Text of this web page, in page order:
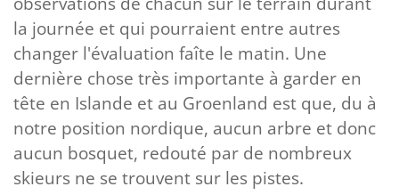
la journée et qui pourraient entre autres
changer l'évaluation faîte le matin. Une
dernière chose très importante à garder en
tête en Islande et au Groenland est que, du à
notre position nordique, aucun arbre et donc
aucun bosquet, redouté par de nombreux
skieurs ne se trouvent sur les pistes.